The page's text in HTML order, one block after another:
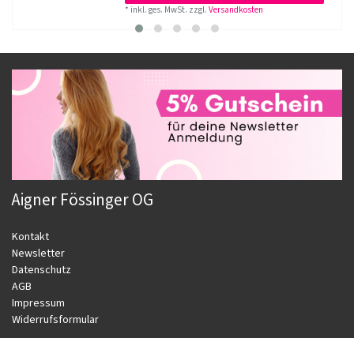
* inkl. ges. MwSt. zzgl.Versandkosten
Aigner Fössinger OG
Kontakt
Newsletter
Datenschutz
AGB
Impressum
Widerrufsformular